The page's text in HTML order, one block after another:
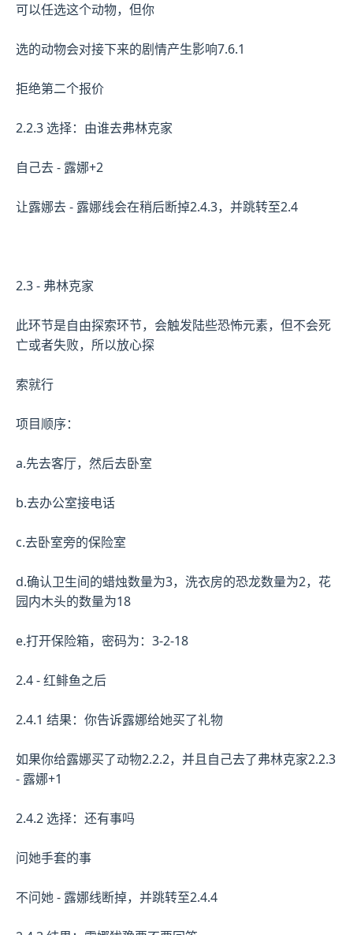
可以任选这个动物，但你
选的动物会对接下来的剧情产生影响7.6.1
拒绝第二个报价
2.2.3 选择：由谁去弗林克家
自己去 - 露娜+2
让露娜去 - 露娜线会在稍后断掉2.4.3，并跳转至2.4
2.3 - 弗林克家
此环节是自由探索环节，会触发陆些恐怖元素，但不会死
亡或者失败，所以放心探
索就行
项目顺序：
a.先去客厅，然后去卧室
b.去办公室接电话
c.去卧室旁的保险室
d.确认卫生间的蜡烛数量为3，洗衣房的恐龙数量为2，花
园内木头的数量为18
e.打开保险箱，密码为：3-2-18
2.4 - 红鲱鱼之后
2.4.1 结果：你告诉露娜给她买了礼物
如果你给露娜买了动物2.2.2，并且自己去了弗林克家2.2.3
- 露娜+1
2.4.2 选择：还有事吗
问她手套的事
不问她 - 露娜线断掉，并跳转至2.4.4